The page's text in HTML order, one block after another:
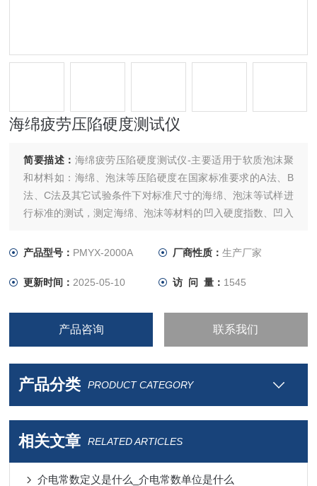
海绵疲劳压陷硬度测试仪
简要描述： 海绵疲劳压陷硬度测试仪-主要适用于软质泡沫聚
和材料如：海绵、泡沫等压陷硬度在国家标准要求的A法、B
法、C法及其它试验条件下对标准尺寸的海绵、泡沫等试样进
行标准的测试，测定海绵、泡沫等材料的凹入硬度指数、凹入
产品型号： PMYX-2000A 厂商性质： 生产厂家
更新时间： 2025-05-10 访 问 量： 1545
产品咨询 联系我们
产品分类 PRODUCT CATEGORY
相关文章 RELATED ARTICLES
介电常数定义是什么_介电常数单位是什么